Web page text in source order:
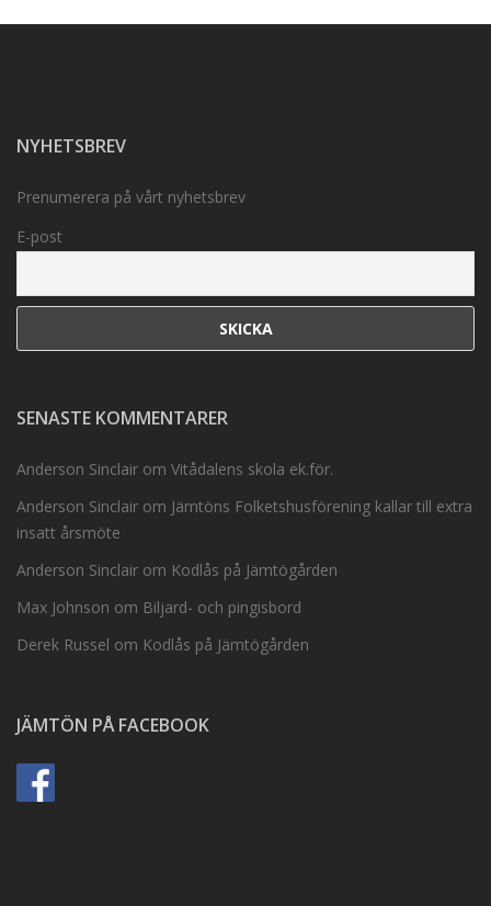
NYHETSBREV
Prenumerera på vårt nyhetsbrev
E-post
SENASTE KOMMENTARER
Anderson Sinclair om Vitådalens skola ek.för.
Anderson Sinclair om Jämtöns Folketshusförening kallar till extra
insatt årsmöte
Anderson Sinclair om Kodlås på Jämtögården
Max Johnson om Biljard- och pingisbord
Derek Russel om Kodlås på Jämtögården
JÄMTÖN PÅ FACEBOOK